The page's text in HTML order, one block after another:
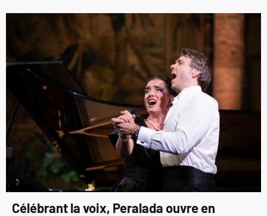
Célébrant la voix, Peralada ouvre en